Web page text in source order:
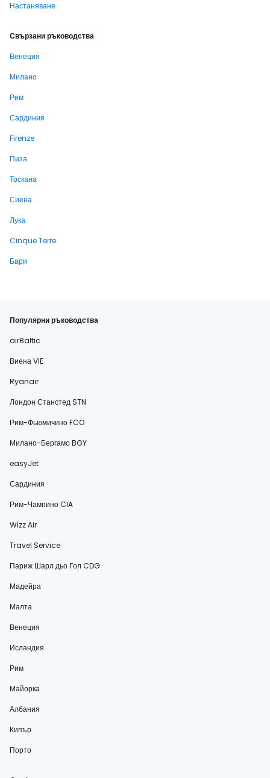
Настаняване
Свързани ръководства
Венеция
Милано
Рим
Сардиния
Firenze
Пиза
Тоскана
Сиена
Лука
Cinque Terre
Бари
Популярни ръководства
airBaltic
Виена VIE
Ryanair
Лондон Станстед STN
Рим-Фьюмичино FCO
Милано-Бергамо BGY
easyJet
Сардиния
Рим-Чампино CIA
Wizz Air
Travel Service
Париж Шарл дьо Гол CDG
Мадейра
Малта
Венеция
Исландия
Рим
Майорка
Албания
Кипър
Порто